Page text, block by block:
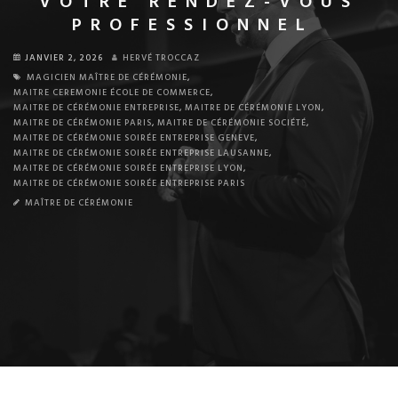
PROFESSIONNEL
JANVIER 2, 2026
HERVÉ TROCCAZ
MAGICIEN MAÎTRE DE CÉRÉMONIE,
MAITRE CEREMONIE ÉCOLE DE COMMERCE,
MAITRE DE CÉRÉMONIE ENTREPRISE, MAITRE DE CÉRÉMONIE LYON,
MAITRE DE CÉRÉMONIE PARIS, MAITRE DE CÉRÉMONIE SOCIÉTÉ,
MAITRE DE CÉRÉMONIE SOIRÉE ENTREPRISE GENEVE,
MAITRE DE CÉRÉMONIE SOIRÉE ENTREPRISE LAUSANNE,
MAITRE DE CÉRÉMONIE SOIRÉE ENTREPRISE LYON,
MAITRE DE CÉRÉMONIE SOIRÉE ENTREPRISE PARIS
MAÎTRE DE CÉRÉMONIE